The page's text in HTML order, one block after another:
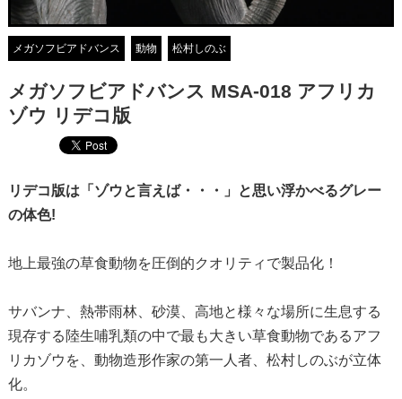
メガソフビアドバンス 動物 松村しのぶ
メガソフビアドバンス MSA-018 アフリカ
ゾウ リデコ版
リデコ版は「ゾウと言えば・・・」と思い浮かべるグレー
の体色!
地上最強の草食動物を圧倒的クオリティで製品化！
サバンナ、熱帯雨林、砂漠、高地と様々な場所に生息する
現存する陸生哺乳類の中で最も大きい草食動物であるアフ
リカゾウを、動物造形作家の第一人者、松村しのぶが立体
化。